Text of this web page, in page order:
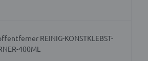
REINIG-KONSTKLEBST-
400ML